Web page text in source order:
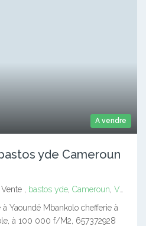
A vendre
yde Cameroun
, bastos yde Cameroun Vente
Yaoundé Mbankolo chefferie à
à 100 000 f/M2, 657372928